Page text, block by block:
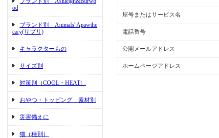
od
ブランド別 Animals' Apawthe
cary(サプリ)
キャラクターもの
サイズ別
対策別（COOL・HEAT）
おやつ・トッピング 素材別
災害備えに
猫（種別）
屋号またはサービス名
電話番号
公開メールアドレス
ホームページアドレス